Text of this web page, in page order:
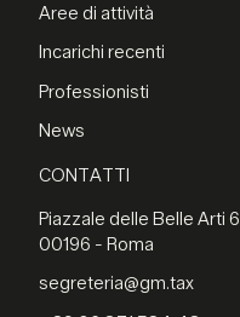
Aree di attività
Incarichi recenti
Professionisti
News
CONTATTI
Piazzale delle Belle Arti 6
00196 - Roma
segreteria@gm.tax